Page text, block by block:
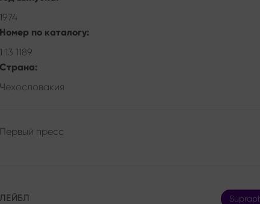
1974
Номер по каталогу:
1 13 1189
Страна:
Чехословакия
Первый пресс
ЛЕЙБЛ